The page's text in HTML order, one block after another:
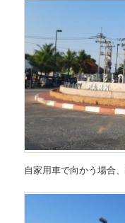
自家用車で向かう場合、